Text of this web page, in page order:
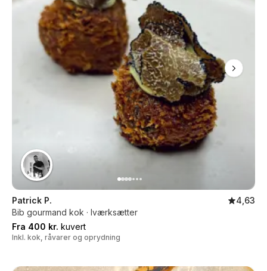
Patrick P.
4,63
Bib gourmand kok · Iværksætter
Fra 400 kr. kuvert
Inkl. kok, råvarer og oprydning